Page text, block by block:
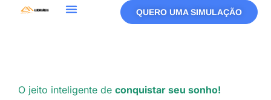
QUERO UMA SIMULAÇÃO
O jeito inteligente de conquistar seu sonho!